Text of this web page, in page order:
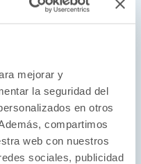
mejorar y
la seguridad del
en otros
compartimos
web con nuestros
sociales, publicidad
desarrollo
1954 con un toque
juguetes
mano de los